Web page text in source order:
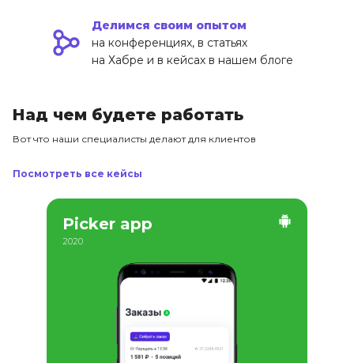
Делимся своим опытом
на конференциях, в статьях
на Хабре и в кейсах в нашем блоге
Над чем будете работать
Вот что наши специалисты делают для клиентов
Посмотреть все кейсы
Picker app
2020